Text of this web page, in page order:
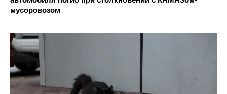
мусоровозом